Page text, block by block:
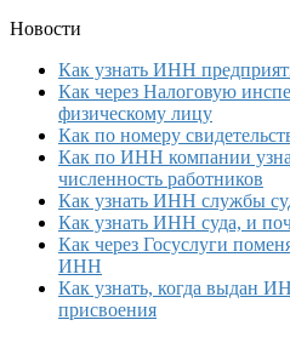
Новости
Как узнать ИНН
Как через Налоговую
физическому лицу
Как по номеру
Как по ИНН компании
численность работников
Как узнать ИНН службы
Как узнать ИНН суда, и
Как через Госуслуги
ИНН
Как узнать, когда выдан
присвоения